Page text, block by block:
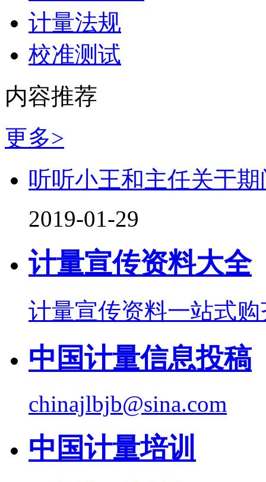
计量法规
校准测试
内容推荐
更多>
听听小王和主任关于
2019-01-29
计量宣传资料大全
计量宣传资料一站式购
中国计量信息投稿
chinajlbjb@sina.com
中国计量培训